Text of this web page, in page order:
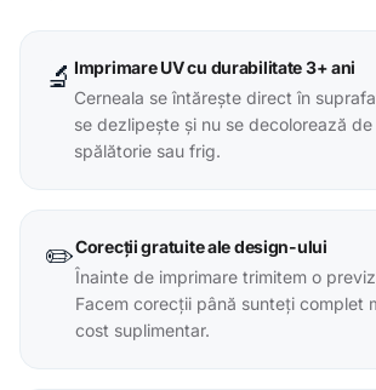
🔬 Imprimare UV cu durabilitate 3+ ani
Cerneala se întărește direct în
se dezlipește și nu se decolorează de
spălătorie sau frig.
✏️Corecții gratuite ale design-ului
Înainte de imprimare trimitem o
Facem corecții până sunteți complet
cost suplimentar.